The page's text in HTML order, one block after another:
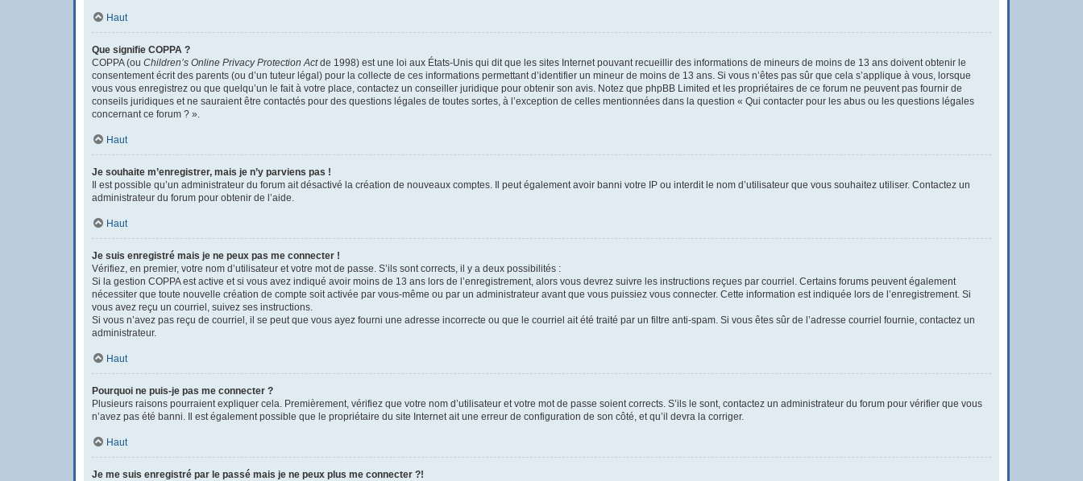
Haut
Que signifie COPPA ?
COPPA (ou Children’s Online Privacy Protection Actde 1998) est une loi aux États-Unis qui dit que les sites Internet pouvant recueillir des informations de mineurs de moins de 13 ans doivent obtenir le
consentement écrit des parents (ou d’un tuteur légal) pour la collecte de ces informations permettant d’identifier un mineur de moins de 13 ans. Si vous n’êtes pas sûr que cela s’applique à vous, lorsque
vous vous enregistrez ou que quelqu’un le fait à votre place, contactez un conseiller juridique pour obtenir son avis. Notez que phpBB Limited et les propriétaires de ce forum ne peuvent pas fournir de
conseils juridiques et ne sauraient être contactés pour des questions légales de toutes sortes, à l’exception de celles mentionnées dans la question « Qui contacter pour les abus ou les questions légales
concernant ce forum ? ».
Haut
Je souhaite m’enregistrer, mais je n’y parviens pas !
Il est possible qu’un administrateur du forum ait désactivé la création de nouveaux comptes. Il peut également avoir banni votre IP ou interdit le nom d’utilisateur que vous souhaitez utiliser. Contactez un
administrateur du forum pour obtenir de l’aide.
Haut
Je suis enregistré mais je ne peux pas me connecter !
Vérifiez, en premier, votre nom d’utilisateur et votre mot de passe. S’ils sont corrects, il y a deux possibilités :
Si la gestion COPPA est active et si vous avez indiqué avoir moins de 13 ans lors de l’enregistrement, alors vous devrez suivre les instructions reçues par courriel. Certains forums peuvent également
nécessiter que toute nouvelle création de compte soit activée par vous-même ou par un administrateur avant que vous puissiez vous connecter. Cette information est indiquée lors de l’enregistrement. Si
vous avez reçu un courriel, suivez ses instructions.
Si vous n’avez pas reçu de courriel, il se peut que vous ayez fourni une adresse incorrecte ou que le courriel ait été traité par un filtre anti-spam. Si vous êtes sûr de l’adresse courriel fournie, contactez un
administrateur.
Haut
Pourquoi ne puis-je pas me connecter ?
Plusieurs raisons pourraient expliquer cela. Premièrement, vérifiez que votre nom d’utilisateur et votre mot de passe soient corrects. S’ils le sont, contactez un administrateur du forum pour vérifier que vous
n’avez pas été banni. Il est également possible que le propriétaire du site Internet ait une erreur de configuration de son côté, et qu’il devra la corriger.
Haut
Je me suis enregistré par le passé mais je ne peux plus me connecter ?!